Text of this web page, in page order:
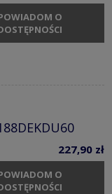
O
227,90 zł
O